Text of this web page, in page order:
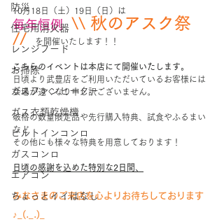
防災
住宅用消火器
レンジフード
お掃除
ガスファンヒーター
ガス衣類乾燥機
ビルトインコンロ
ガスコンロ
エアコン
ちょっとイイはなし
10月18日（土）19日（日）は
毎年恒例
\\ 秋のアスク祭
// を開催いたします！！
こちらのイベントは本店にて開催いたします。
日頃より武豊店をご利用いただいているお客様には
会場が遠くなり申し訳ございません。
破格の数量限定品や先行購入特典、試食やふるまい
など
その他にも様々な特典を用意しております！
日頃の感謝を込めた特別な2日間、
みなさまのご来店を心よりお待ちしております
♪_(._.)_